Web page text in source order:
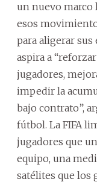
un nuevo
esos
para aligerar
aspira a
jugadores,
impedir la
bajo contrato”,
fútbol. La FIFA
jugadores que
equipo, una
satélites que los